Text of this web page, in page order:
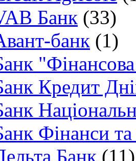
Банк (33)
банк (1)
"Фінансова
Кредит
Фінанси
Банк (11)